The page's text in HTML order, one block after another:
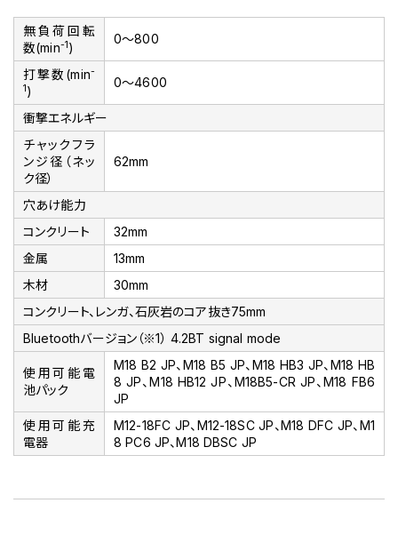
無負荷回転
数(min-1)
0～800
打撃数(min-
1)
0～4600
衝撃エネルギー
チャックフラ
ンジ径（ネッ
ク径）
62mm
穴あけ能力
コンクリート
32mm
金属
13mm
木材
30mm
コンクリート、レンガ、石灰岩のコア抜き75mm
Bluetoothバージョン（※1） 4.2BT signal mode
使用可能電
池パック
M18 B2 JP、M18 B5 JP、M18 HB3 JP、M18 HB
8 JP、M18 HB12 JP、M18B5-CR JP、M18 FB6
JP
使用可能充
電器
M12-18FC JP、M12-18SC JP、M18 DFC JP、M1
8 PC6 JP、M18 DBSC JP